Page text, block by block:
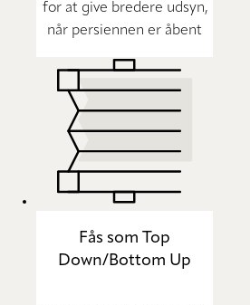
for at give bredere udsyn,
når persiennen er åbent
Fås som Top
Down/Bottom Up